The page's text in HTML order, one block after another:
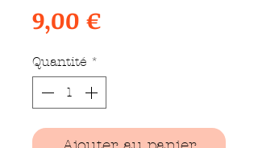
9,00 €Prix
Quantité *